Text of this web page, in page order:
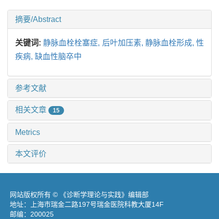
摘要/Abstract
关键词:静脉血栓栓塞症, 后叶加压素, 静脉血栓形成,性
疾病, 缺血性脑卒中
参考文献
相关文章 15
Metrics
本文评价
网站版权所有 © 《诊断学理论与实践》编辑部
地址：上海市瑞金二路197号瑞金医院科教大厦14F
邮编：200025